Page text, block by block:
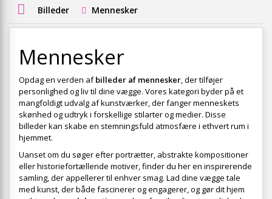
Billeder Mennesker
Mennesker
Opdag en verden afbilleder af mennesker, der tilføjer
personlighed og liv til dine vægge. Vores kategori byder på et
mangfoldigt udvalg af kunstværker, der fanger menneskets
skønhed og udtryk i forskellige stilarter og medier. Disse
billeder kan skabe en stemningsfuld atmosfære i ethvert rum i
hjemmet.
Uanset om du søger efter portrætter, abstrakte kompositioner
eller historiefortællende motiver, finder du her en inspirerende
samling, der appellerer til enhver smag. Lad dine vægge tale
med kunst, der både fascinerer og engagerer, og gør dit hjem